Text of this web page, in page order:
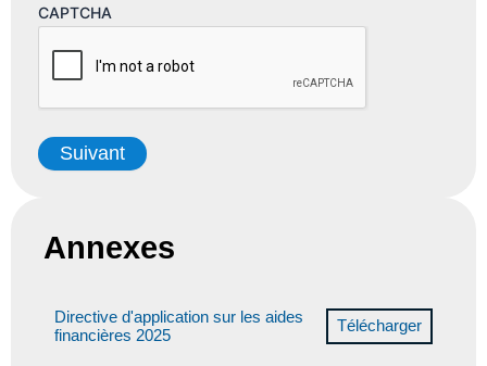
CAPTCHA
Annexes
Directive d'application sur les aides
financières 2025